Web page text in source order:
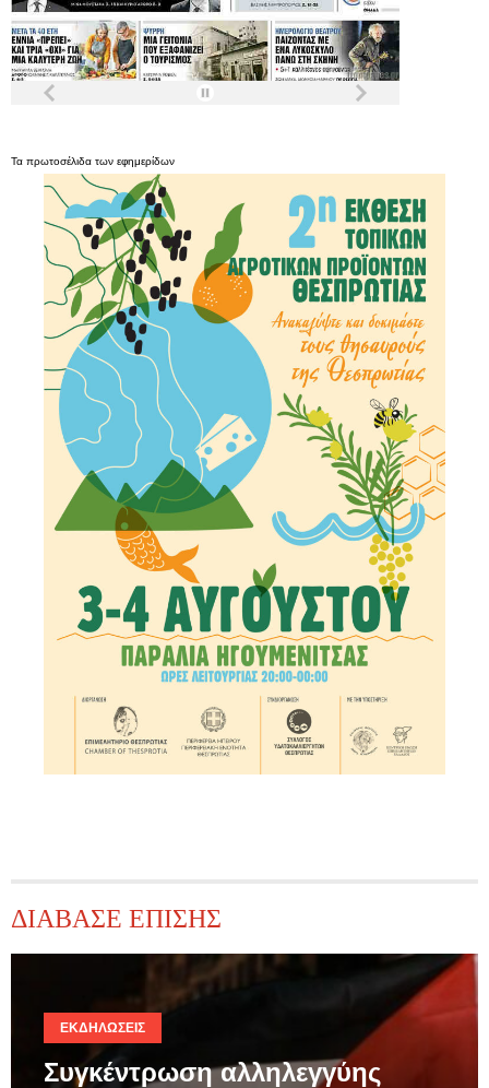
Τα πρωτοσέλιδα των εφημερίδων
ΔΙΑΒΑΣΕ ΕΠΙΣΗΣ
ΕΚΔΗΛΏΣΕΙΣ
Συγκέντρωση αλληλεγγύης